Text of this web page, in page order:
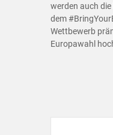
werden auch
dem
Wettbewerb
Europawahl